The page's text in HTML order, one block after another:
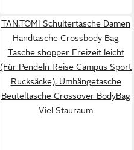
TAN.TOMI Schultertasche Damen
Handtasche Crossbody Bag
Tasche shopper Freizeit leicht
(Für Pendeln Reise Campus Sport
Rucksäcke), Umhängetasche
Beuteltasche Crossover BodyBag
Viel Stauraum